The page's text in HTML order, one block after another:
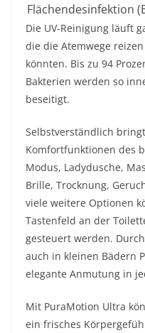
Flächendesinfektion
Die UV-Reinigung läuft
die die Atemwege
könnten. Bis zu 94
Bakterien werden so
beseitigt.
Selbstverständlich
Komfortfunktionen des
Modus, Ladydusche,
Brille, Trocknung,
viele weitere Optionen
Tastenfeld an der
gesteuert werden.
auch in kleinen Bädern
elegante Anmutung in
Mit PuraMotion Ultra
ein frisches